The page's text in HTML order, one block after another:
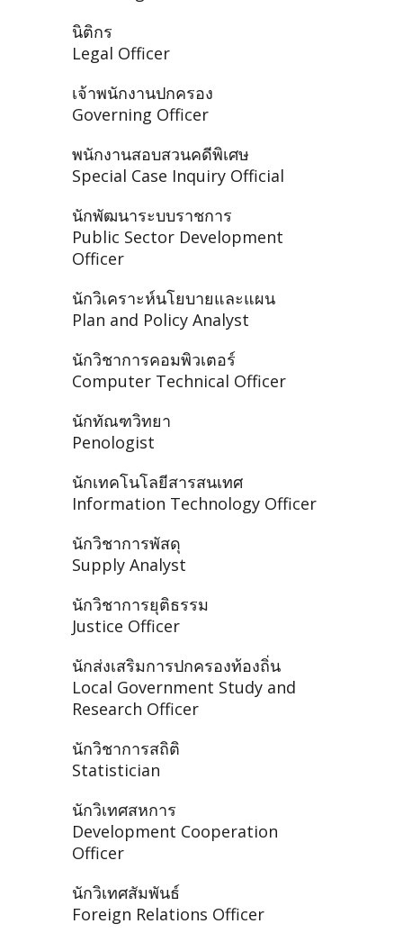
นิติกร
Legal Officer
เจ้าพนักงานปกครอง
Governing Officer
พนักงานสอบสวนคดีพิเศษ
Special Case Inquiry Official
นักพัฒนาระบบราชการ
Public Sector Development
Officer
นักวิเคราะห์นโยบายและแผน
Plan and Policy Analyst
นักวิชาการคอมพิวเตอร์
Computer Technical Officer
นักทัณฑวิทยา
Penologist
นักเทคโนโลยีสารสนเทศ
Information Technology Officer
นักวิชาการพัสดุ
Supply Analyst
นักวิชาการยุติธรรม
Justice Officer
นักส่งเสริมการปกครองท้องถิ่น
Local Government Study and
Research Officer
นักวิชาการสถิติ
Statistician
นักวิเทศสหการ
Development Cooperation
Officer
นักวิเทศสัมพันธ์
Foreign Relations Officer